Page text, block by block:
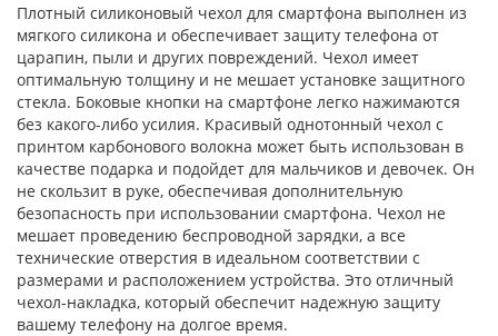
Плотный силиконовый чехол для смартфона выполнен из
мягкого силикона и обеспечивает защиту телефона от
царапин, пыли и других повреждений. Чехол имеет
оптимальную толщину и не мешает установке защитного
стекла. Боковые кнопки на смартфоне легко нажимаются
без какого-либо усилия. Красивый однотонный чехол с
принтом карбонового волокна может быть использован в
качестве подарка и подойдет для мальчиков и девочек. Он
не скользит в руке, обеспечивая дополнительную
безопасность при использовании смартфона. Чехол не
мешает проведению беспроводной зарядки, а все
технические отверстия в идеальном соответствии с
размерами и расположением устройства. Это отличный
чехол-накладка, который обеспечит надежную защиту
вашему телефону на долгое время.